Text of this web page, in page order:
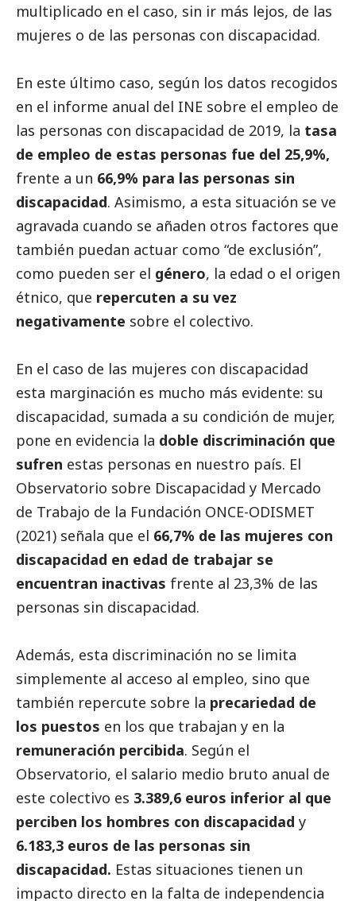
multiplicado en el caso, sin ir más lejos, de las
mujeres o de las personas con discapacidad.
En este último caso, según los datos recogidos
en el informe anual del INE sobre el empleo de
las personas con discapacidad de 2019, la tasa
de empleo de estas personas fue del 25,9%,
frente a un 66,9% para las personas sin
discapacidad. Asimismo, a esta situación se ve
agravada cuando se añaden otros factores que
también puedan actuar como “de exclusión”,
como pueden ser el género, la edad o el origen
étnico, que repercuten a su vez
negativamente sobre el colectivo.
En el caso de las mujeres con discapacidad
esta marginación es mucho más evidente: su
discapacidad, sumada a su condición de mujer,
pone en evidencia la doble discriminación que
sufren estas personas en nuestro país. El
Observatorio sobre Discapacidad y Mercado
de Trabajo de la Fundación ONCE-ODISMET
(2021) señala que el 66,7% de las mujeres con
discapacidad en edad de trabajar se
encuentran inactivas frente al 23,3% de las
personas sin discapacidad.
Además, esta discriminación no se limita
simplemente al acceso al empleo, sino que
también repercute sobre la precariedad de
los puestos en los que trabajan y en la
remuneración percibida. Según el
Observatorio, el salario medio bruto anual de
este colectivo es 3.389,6 euros inferior al que
perciben los hombres con discapacidad y
6.183,3 euros de las personas sin
discapacidad. Estas situaciones tienen un
impacto directo en la falta de independencia